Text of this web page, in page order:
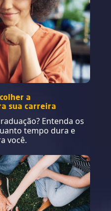
a
sua carreira
Entenda os
tempo dura e
você.